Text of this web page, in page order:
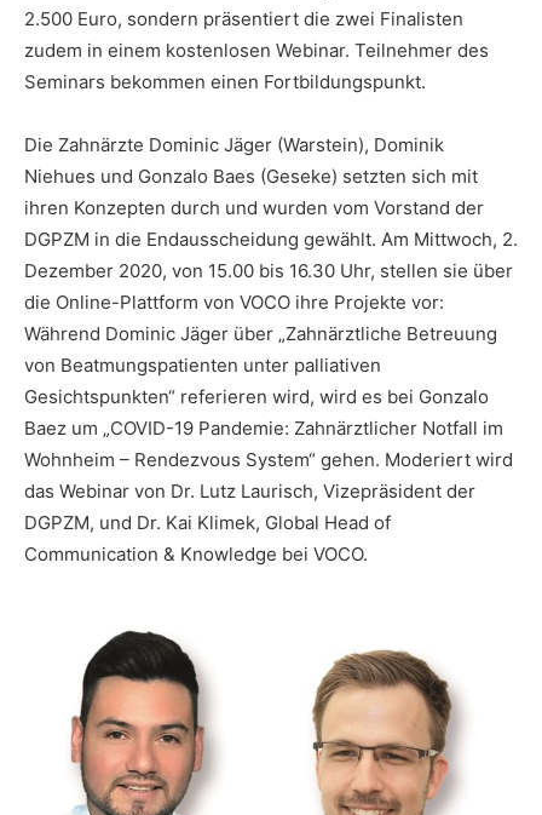
2.500 Euro, sondern präsentiert die zwei Finalisten
zudem in einem kostenlosen Webinar. Teilnehmer des
Seminars bekommen einen Fortbildungspunkt.
Die Zahnärzte Dominic Jäger (Warstein), Dominik
Niehues und Gonzalo Baes (Geseke) setzten sich mit
ihren Konzepten durch und wurden vom Vorstand der
DGPZM in die Endausscheidung gewählt. Am Mittwoch, 2.
Dezember 2020, von 15.00 bis 16.30 Uhr, stellen sie über
die Online-Plattform von VOCO ihre Projekte vor:
Während Dominic Jäger über „Zahnärztliche Betreuung
von Beatmungspatienten unter palliativen
Gesichtspunkten“ referieren wird, wird es bei Gonzalo
Baez um „COVID-19 Pandemie: Zahnärztlicher Notfall im
Wohnheim – Rendezvous System“ gehen. Moderiert wird
das Webinar von Dr. Lutz Laurisch, Vizepräsident der
DGPZM, und Dr. Kai Klimek, Global Head of
Communication & Knowledge bei VOCO.